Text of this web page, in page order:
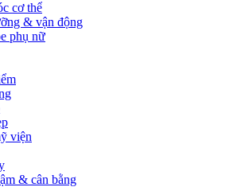
cơ thể
& vận động
phụ nữ
viện
& cân bằng